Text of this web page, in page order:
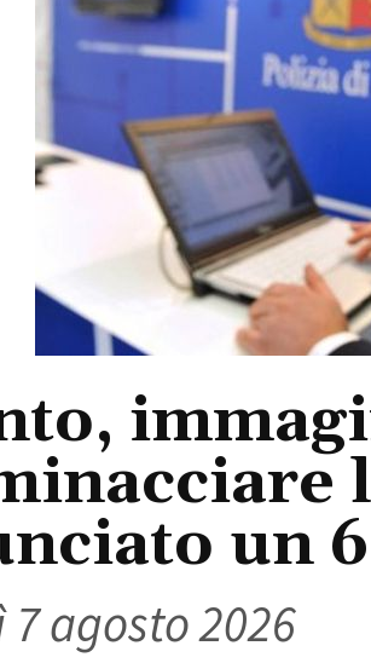
un
agosto 2026